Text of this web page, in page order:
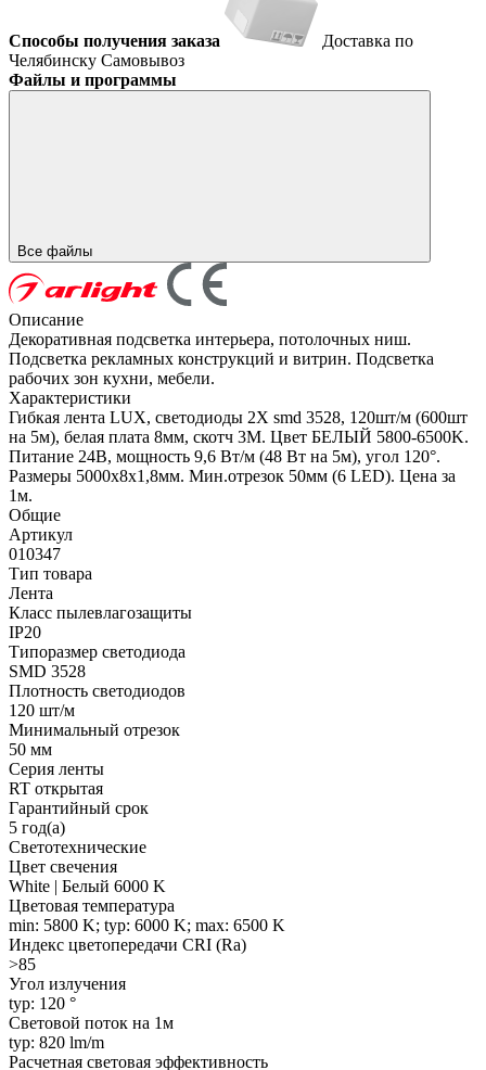
Способы получения заказа
Доставка по
Челябинску Самовывоз
Файлы и программы
Все файлы
Описание
Декоративная подсветка интерьера, потолочных ниш.
Подсветка рекламных конструкций и витрин. Подсветка
рабочих зон кухни, мебели.
Характеристики
Гибкая лента LUX, светодиоды 2X smd 3528, 120шт/м (600шт
на 5м), белая плата 8мм, скотч 3М. Цвет БЕЛЫЙ 5800-6500K.
Питание 24В, мощность 9,6 Вт/м (48 Вт на 5м), угол 120°.
Размеры 5000х8х1,8мм. Мин.отрезок 50мм (6 LED). Цена за
1м.
Общие
Артикул
010347
Тип товара
Лента
Класс пылевлагозащиты
IP20
Типоразмер светодиода
SMD 3528
Плотность светодиодов
120 шт/м
Минимальный отрезок
50 мм
Серия ленты
RT открытая
Гарантийный срок
5 год(а)
Светотехнические
Цвет свечения
White | Белый 6000 K
Цветовая температура
min: 5800 K; typ: 6000 K; max: 6500 K
Индекс цветопередачи CRI (Ra)
>85
Угол излучения
typ: 120 °
Световой поток на 1м
typ: 820 lm/m
Расчетная световая эффективность